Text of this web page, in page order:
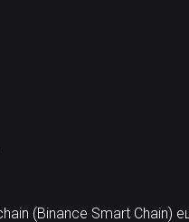
(Binance Smart Chain)